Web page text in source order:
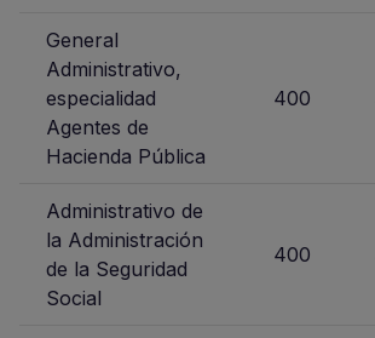
General
Administrativo,
especialidad
Agentes de
Hacienda Pública
400
Administrativo de
la Administración
de la Seguridad
Social
400